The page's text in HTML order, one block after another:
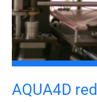
AQUA4D